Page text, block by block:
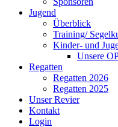
Jugend
Überblick
Training/
Kinder- und
Unsere
Regatten
Regatten 2026
Regatten 2025
Unser Revier
Kontakt
Login